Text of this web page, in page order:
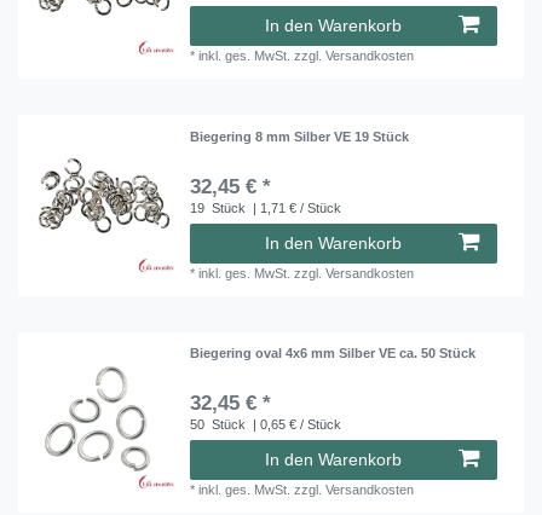
In den Warenkorb
*inkl. ges. MwSt. zzgl.Versandkosten
Biegering 8 mm Silber VE 19 Stück
32,45 € *
19 Stück | 1,71 € / Stück
In den Warenkorb
*inkl. ges. MwSt. zzgl.Versandkosten
Biegering oval 4x6 mm Silber VE ca. 50 Stück
32,45 € *
50 Stück | 0,65 € / Stück
In den Warenkorb
*inkl. ges. MwSt. zzgl.Versandkosten